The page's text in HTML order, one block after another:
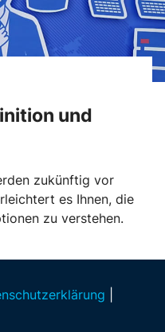
und
zukünftig vor
es Ihnen, die
zu verstehen.